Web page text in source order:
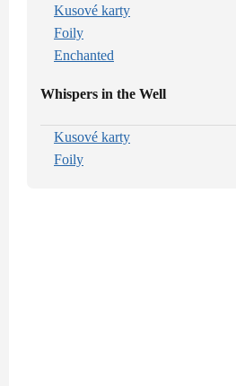
Kusové karty
Foily
Enchanted
Whispers in the Well
Kusové karty
Foily